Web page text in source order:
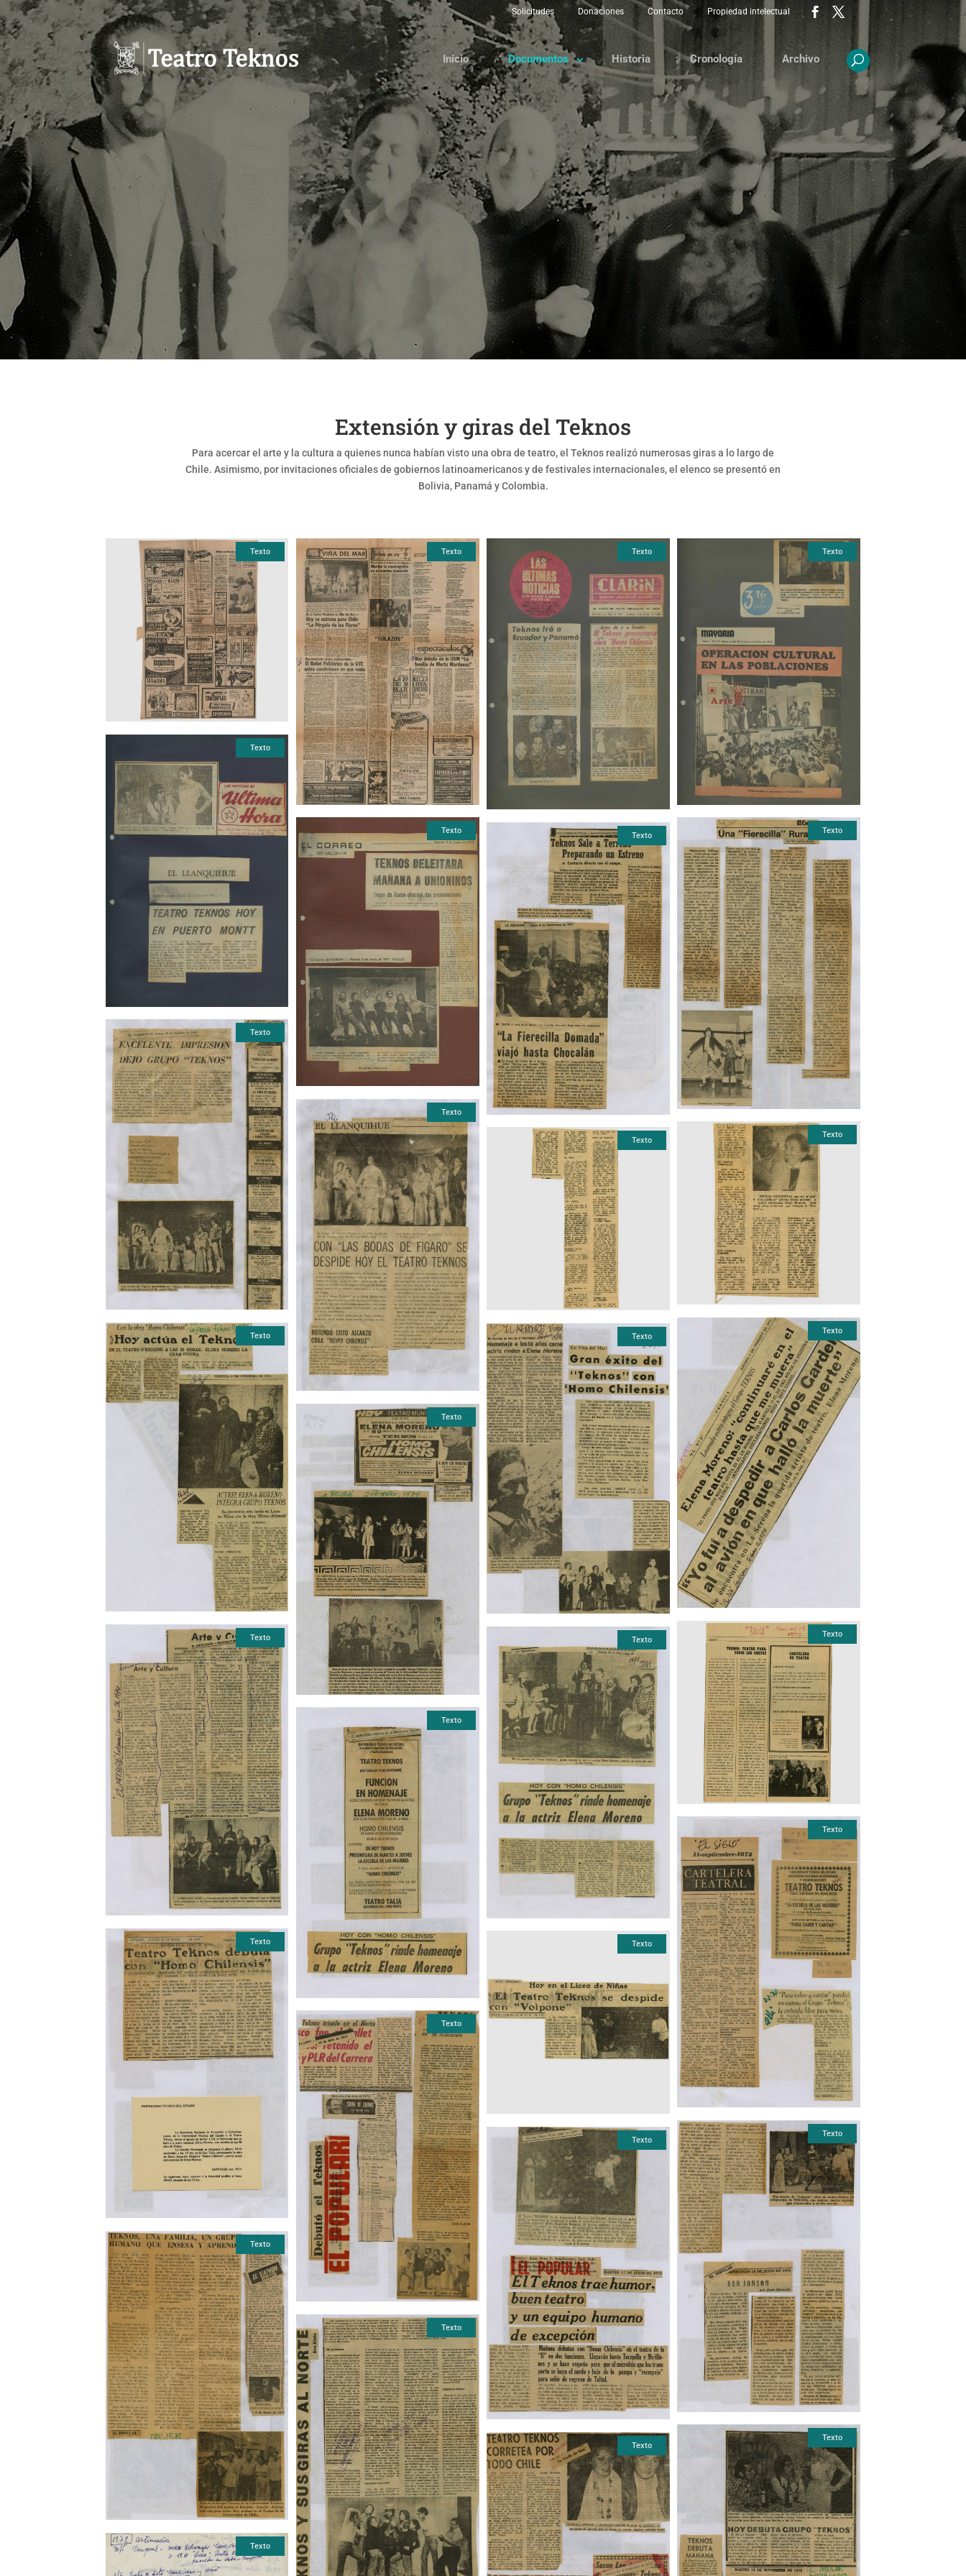
Solicitudes Donaciones Contacto Propiedad intelectual
Inicio Documentos Historia Cronología Archivo
Extensión y giras del Teknos
Para acercar el arte y la cultura a quienes nunca habían visto una obra de teatro, el Teknos realizó numerosas giras a lo largo de
Chile. Asimismo, por invitaciones oficiales de gobiernos latinoamericanos y de festivales internacionales, el elenco se presentó en
Bolivia, Panamá y Colombia.
Texto Texto Texto Texto
Texto
Texto Texto
Texto
Texto
Texto
Texto
Texto
Texto
Texto Texto
Texto
Texto
Texto Texto
Texto
Texto
Texto Texto
Texto
Texto
Texto
Texto
Texto
Texto
Texto
Texto